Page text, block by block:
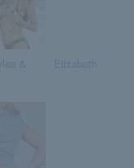
& Elizabeth